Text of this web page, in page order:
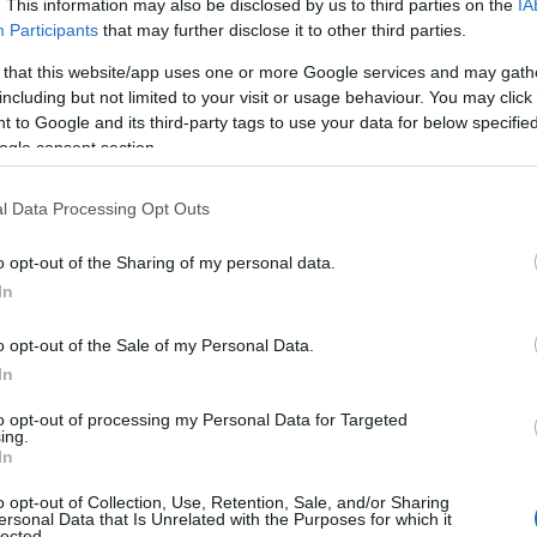
This information may also be disclosed by us to third parties on the
Participants that may further disclose it to other third parties.
that this website/app uses one or more Google services and may
but not limited to your visit or usage behaviour. You may
to Google and its third-party tags to use your data for below
consent section.
Data Processing Opt Outs
opt-out of the Sharing of my personal data.
opt-out of the Sale of my Personal Data.
opt-out of processing my Personal Data for Targeted
opt-out of Collection, Use, Retention, Sale, and/or Sharing
Data that Is Unrelated with the Purposes for which it
στο χωριό Αντιά της νότιας Εύβοιας
μέσα επικοινωνίας στον κόσμο,
Τα παιδιά που συμμετείχαν στα
όχι μόνο διατηρείται, αλλά αποκτά
και αγάπη μαθαίνουν την ιδιαίτερη
Τζαναβάρη και στον Χέρμαν για
τους στη διδασκαλία της Σφυριχτής
οι νεότερες γενιές γνωρίζουν, μαθαίνουν
παράδοσης που αποτελεί αναπόσπαστο
στους γονείς, που στηρίζουν αυτή την
στα παιδιά τους έναν διαφορετικό δρόμο,
τον πολιτισμό και τις παραδόσεις του